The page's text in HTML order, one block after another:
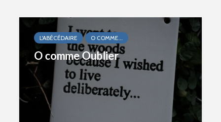
L'ABÉCÉDAIRE O COMME...
O comme Oublier